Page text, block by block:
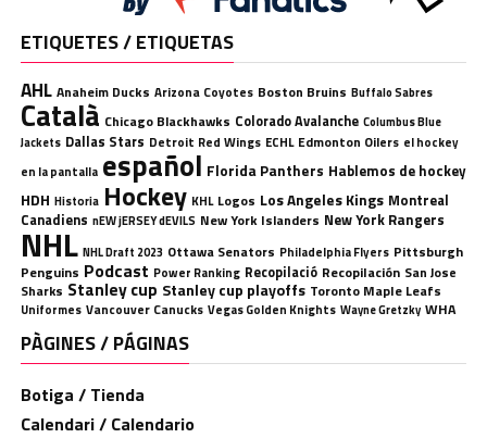
ETIQUETES / ETIQUETAS
AHL Anaheim Ducks Arizona Coyotes Boston Bruins Buffalo Sabres
Català Chicago Blackhawks Colorado Avalanche Columbus Blue
Jackets Dallas Stars Detroit Red Wings ECHL Edmonton Oilers el hockey
en la pantalla español Florida Panthers Hablemos de hockey
HDH Historia Hockey KHL Logos Los Angeles Kings Montreal
Canadiens nEW jERSEY dEVILS New York Islanders New York Rangers
NHL NHL Draft 2023 Ottawa Senators Philadelphia Flyers Pittsburgh
Penguins Podcast Power Ranking Recopilació Recopilación San Jose
Sharks Stanley cup Stanley cup playoffs Toronto Maple Leafs
Uniformes Vancouver Canucks Vegas Golden Knights Wayne Gretzky WHA
PÀGINES / PÁGINAS
Botiga / Tienda
Calendari / Calendario